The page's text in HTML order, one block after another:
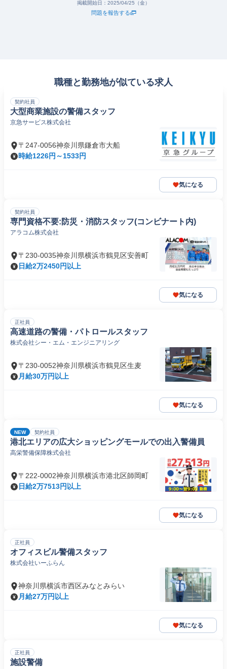
掲載開始日： 2025/04/25（金）
問題を報告する
職種と勤務地が似ている求人
契約社員
大型商業施設の警備スタッフ
京急サービス株式会社
〒247-0056神奈川県鎌倉市大船
時給1226円～1533円
気になる
契約社員
専門資格不要:防災・消防スタッフ(コンビナート内)
アラコム株式会社
〒230-0035神奈川県横浜市鶴見区安善町
日給2万2450円以上
気になる
正社員
高速道路の警備・パトロールスタッフ
株式会社シー・エム・エンジニアリング
〒230-0052神奈川県横浜市鶴見区生麦
月給30万円以上
気になる
NEW 契約社員
港北エリアの広大ショッピングモールでの出入警備員
高栄警備保障株式会社
〒222-0002神奈川県横浜市港北区師岡町
日給2万7513円以上
気になる
正社員
オフィスビル警備スタッフ
株式会社いーふらん
神奈川県横浜市西区みなとみらい
月給27万円以上
気になる
正社員
施設警備